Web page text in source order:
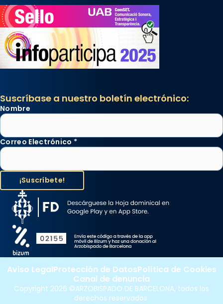
Suscríbase a nuestro boletín electrónico:
Nombre
Correo Electrónico *
Copyright 2026 ©ARZOBISPADO DE BARCELONA, todos los
derechos reservados.
Aviso LegalProtección de DatosPolítica de Cookies
Canal de denuncia